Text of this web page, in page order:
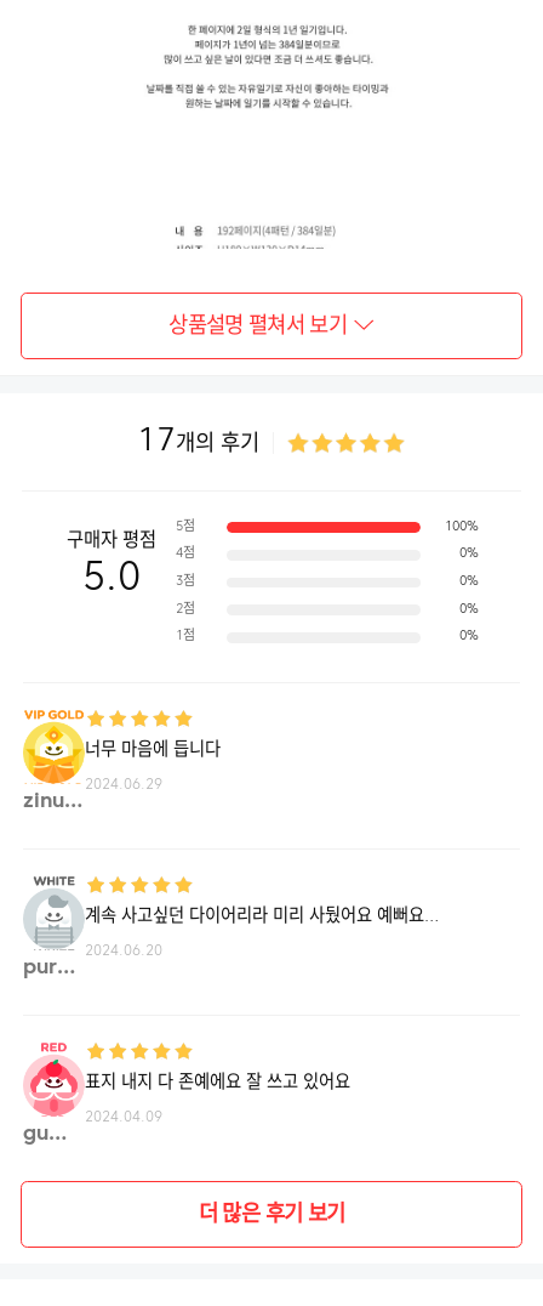
상품설명 펼쳐서 보기
17개의 후기
구매자 평점
5.0
5점 100%
4점 0%
3점 0%
2점 0%
1점 0%
zinu4**
너무 마음에 듭니다
2024.06.29
purpl**
계속 사고싶던 다이어리라 미리 사뒀어요 예뻐요…
2024.06.20
gumae**
표지 내지 다 존예에요 잘 쓰고 있어요
2024.04.09
더 많은 후기 보기